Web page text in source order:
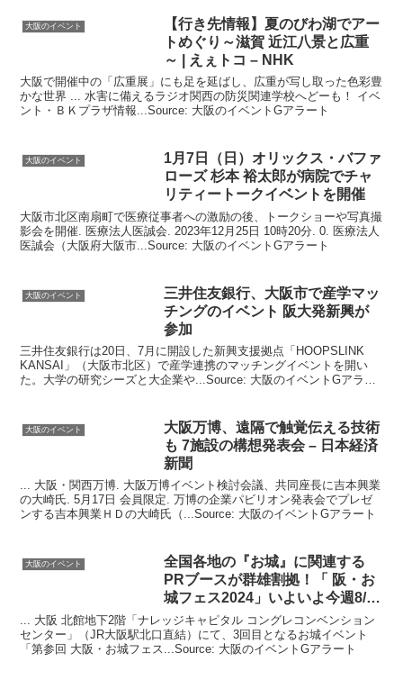
大阪のイベント
【行き先情報】夏のびわ湖でアー
トめぐり～滋賀 近江八景と広重
～ | えぇトコ – NHK
大阪で開催中の「広重展」にも足を延ばし、広重が写し取った色彩豊
かな世界 ... 水害に備えるラジオ関西の防災関連学校へどーも！ イベ
ント・ＢＫプラザ情報...Source: 大阪のイベントGアラート
大阪のイベント
1月7日（日）オリックス・バファ
ローズ 杉本 裕太郎が病院でチャ
リティートークイベント を開催
大阪市北区南扇町で医療従事者への激励の後、トークショーや写真撮
影会を開催. 医療法人医誠会. 2023年12月25日 10時20分. 0. 医療法人
医誠会（大阪府大阪市...Source: 大阪のイベントGアラート
大阪のイベント 三井住友銀行、 大阪市で産学マッ
チングのイベント 阪大発新興が
参加
三井住友銀行は20日、7月に開設した新興支援拠点「HOOPSLINK
KANSAI」（大阪市北区）で産学連携のマッチングイベントを開い
た。大学の研究シーズと大企業や...Source: 大阪のイベントGアラー
大阪のイベント 大阪万博、遠隔で触覚伝える技術
も 7施設の構想発表会 – 日本経済
新聞
... 大阪・関西万博. 大阪万博イベント検討会議、共同座長に吉本興業
の大崎氏. 5月17日 会員限定. 万博の企業パビリオン発表会でプレゼ
ンする吉本興業ＨＤの大崎氏（...Source: 大阪のイベントGアラート
大阪のイベント
全国各地の『お城』に関連する
PRブースが群雄割拠！「 阪・お
城フェス2024」いよいよ今週8/10
…
... 大阪 北館地下2階「ナレッジキャピタル コングレコンベンション
センター」（JR大阪駅北口直結）にて、3回目となるお城イベント
「第参回 ⼤阪・お城フェス...Source: 大阪のイベントGアラート